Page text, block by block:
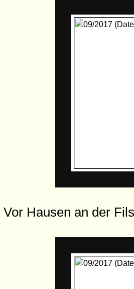
Vor Hausen an der